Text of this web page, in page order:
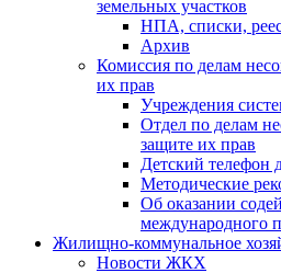
земельных участков
НПА, списки,
Архив
Комиссия по делам
их прав
Учреждения
Отдел по делам
защите их прав
Детский телефон
Методические
Об оказании
международного
Жилищно-коммунальное
Новости ЖКХ